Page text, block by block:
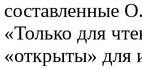
составленные
«Только для
«открыты» для